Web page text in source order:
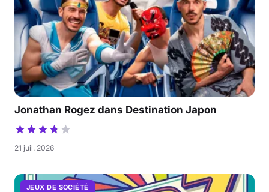
Jonathan Rogez dans Destination Japon
21 juil. 2026
JEUX DE SOCIÉTÉ